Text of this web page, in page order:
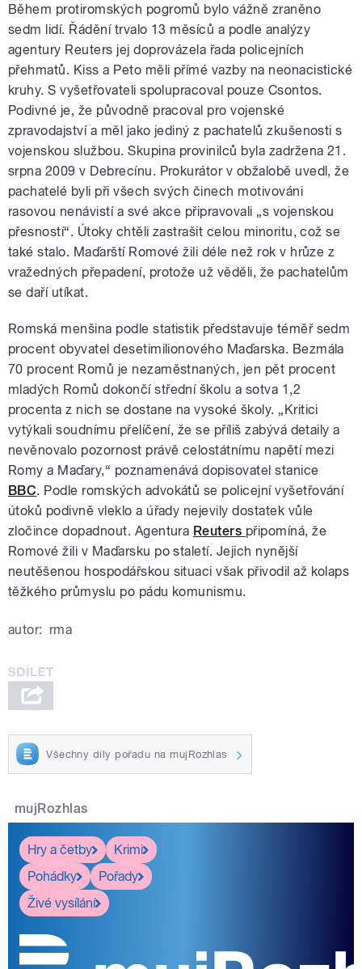
Během protiromských pogromů bylo vážně zraněno
sedm lidí. Řádění trvalo 13 měsíců a podle analýzy
agentury Reuters jej doprovázela řada policejních
přehmatů. Kiss a Peto měli přímé vazby na neonacistické
kruhy. S vyšetřovateli spolupracoval pouze Csontos.
Podivné je, že původně pracoval pro vojenské
zpravodajství a měl jako jediný z pachatelů zkušenosti s
vojenskou službou. Skupina provinilců byla zadržena 21.
srpna 2009 v Debrecínu. Prokurátor v obžalobě uvedl, že
pachatelé byli při všech svých činech motivováni
rasovou nenávistí a své akce připravovali „s vojenskou
přesností“. Útoky chtěli zastrašit celou minoritu, což se
také stalo. Maďarští Romové žili déle než rok v hrůze z
vražedných přepadení, protože už věděli, že pachatelům
se daří utíkat.
Romská menšina podle statistik představuje téměř sedm
procent obyvatel desetimilionového Maďarska. Bezmála
70 procent Romů je nezaměstnaných, jen pět procent
mladých Romů dokončí střední školu a sotva 1,2
procenta z nich se dostane na vysoké školy. „Kritici
vytýkali soudnímu přelíčení, že se příliš zabývá detaily a
nevěnovalo pozornost právě celostátnímu napětí mezi
Romy a Maďary,“ poznamenává dopisovatel stanice
BBC. Podle romských advokátů se policejní vyšetřování
útoků podivně vleklo a úřady nejevily dostatek vůle
zločince dopadnout. Agentura Reuters připomíná, že
Romové žili v Maďarsku po staletí. Jejich nynější
neutěšenou hospodářskou situaci však přivodil až kolaps
těžkého průmyslu po pádu komunismu.
autor: rma
Všechny díly pořadu na mujRozhlas
mujRozhlas
Hry a četby
Krimi
Pohádky
Pořady
Živé vysílání